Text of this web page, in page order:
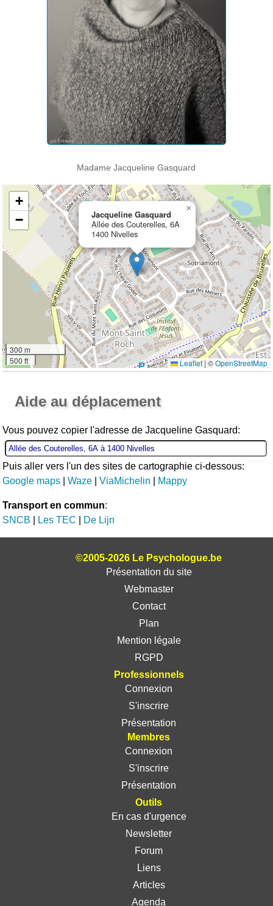
Madame Jacqueline Gasquard
Jacqueline Gasquard
Allée des Couterelles, 6A
1400 Nivelles
×
+
−
300 m
500 ft
Leaflet|©OpenStreetMap
Aide au déplacement
Vous pouvez copier l'adresse de Jacqueline Gasquard:
Puis aller vers l'un des sites de cartographie ci-dessous:
Google maps |Waze |ViaMichelin Mappy
Transport en commun:
SNCB
Les TEC De Lijn
©2005-2026 Le Psychologue.be
Présentation du site
Webmaster
Contact
Plan
Mention légale
RGPD
Professionnels
Connexion
S'inscrire
Présentation
Membres
Connexion
S'inscrire
Présentation
Outils
En cas d'urgence
Newsletter
Forum
Liens
Articles
Agenda